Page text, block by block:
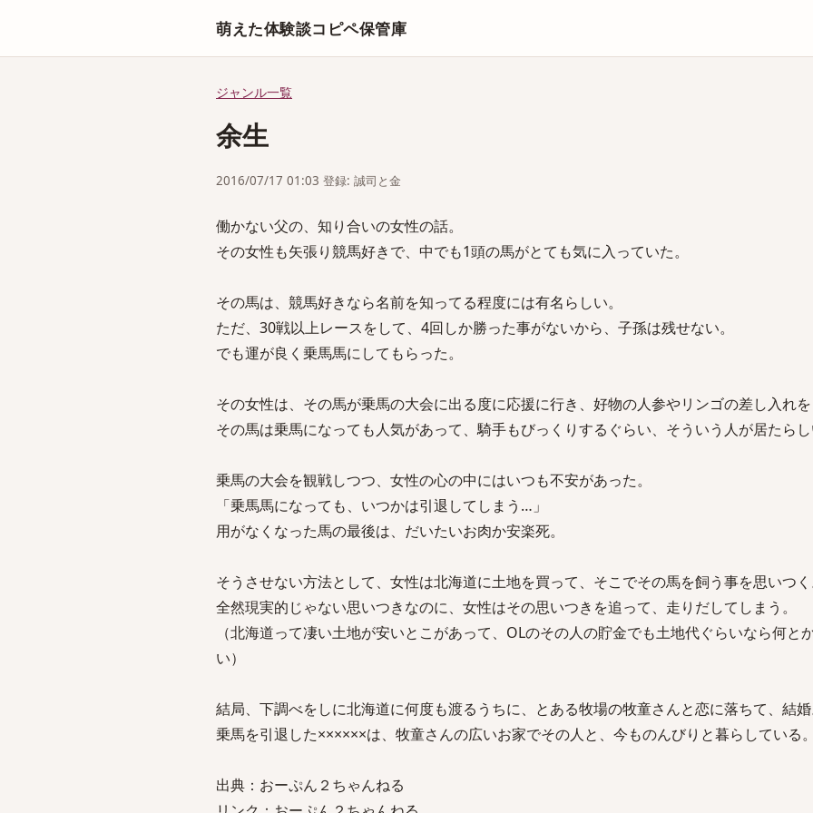
萌えた体験談コピペ保管庫
ジャンル一覧
余生
2016/07/17 01:03 登録: 誠司と金
働かない父の、知り合いの女性の話。
その女性も矢張り競馬好きで、中でも1頭の馬がとても気に入っていた。
その馬は、競馬好きなら名前を知ってる程度には有名らしい。
ただ、30戦以上レースをして、4回しか勝った事がないから、子孫は残せない。
でも運が良く乗馬馬にしてもらった。
その女性は、その馬が乗馬の大会に出る度に応援に行き、好物の人参やリンゴの差し入れを
その馬は乗馬になっても人気があって、騎手もびっくりするぐらい、そういう人が居たらし
乗馬の大会を観戦しつつ、女性の心の中にはいつも不安があった。
「乗馬馬になっても、いつかは引退してしまう…」
用がなくなった馬の最後は、だいたいお肉か安楽死。
そうさせない方法として、女性は北海道に土地を買って、そこでその馬を飼う事を思いつく
全然現実的じゃない思いつきなのに、女性はその思いつきを追って、走りだしてしまう。
（北海道って凄い土地が安いとこがあって、OLのその人の貯金でも土地代ぐらいなら何と
い）
結局、下調べをしに北海道に何度も渡るうちに、とある牧場の牧童さんと恋に落ちて、結婚
乗馬を引退した××××××は、牧童さんの広いお家でその人と、今ものんびりと暮らしている。
出典：おーぷん２ちゃんねる